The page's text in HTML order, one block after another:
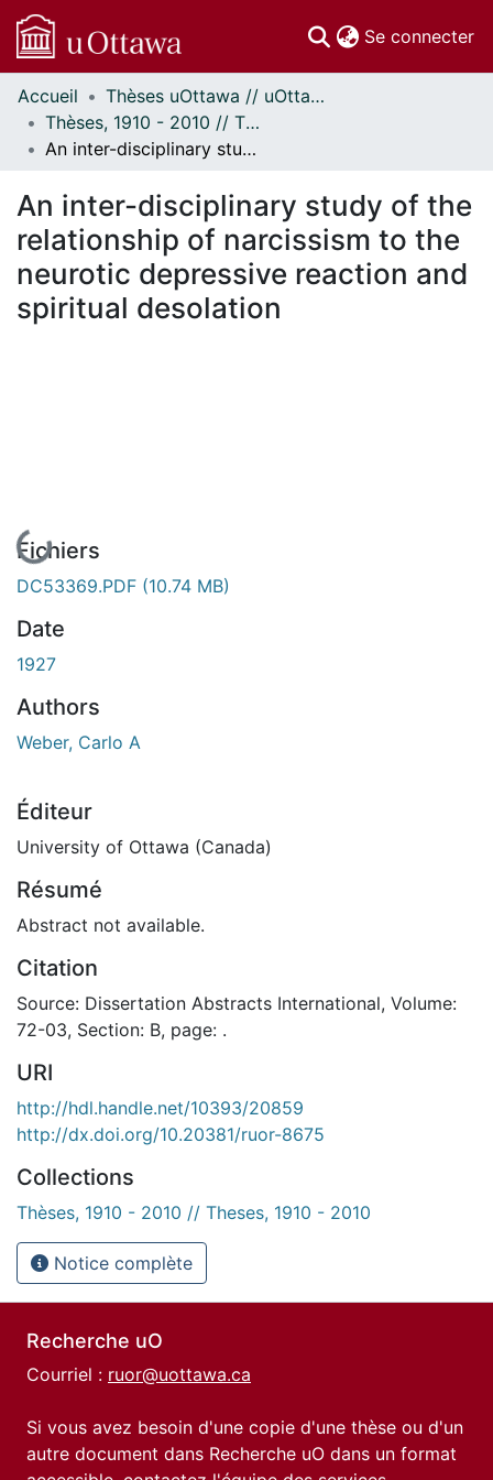
Se connecter
Communautés
et collections
Parcourir
À propos
Accueil
Thèses uOttawa // uOttawa Theses
Thèses, 1910 - 2010 // Theses, 1910 - 2010
An inter-disciplinary study of the relationship of narcissism to the neurotic depressive reaction and spiritual desolation
An inter-disciplinary study of the
relationship of narcissism to the
neurotic depressive reaction and
spiritual desolation
En cours de chargement...
Fichiers
DC53369.PDF (10.74 MB)
Date
1927
Authors
Weber, Carlo A
Éditeur
University of Ottawa (Canada)
Résumé
Abstract not available.
Citation
Source: Dissertation Abstracts International, Volume:
72-03, Section: B, page: .
URI
http://hdl.handle.net/10393/20859
http://dx.doi.org/10.20381/ruor-8675
Collections
Thèses, 1910 - 2010 // Theses, 1910 - 2010
Notice complète
Recherche uO
Courriel : ruor@uottawa.ca
Si vous avez besoin d'une copie d'une thèse ou d'un
autre document dans Recherche uO dans un format